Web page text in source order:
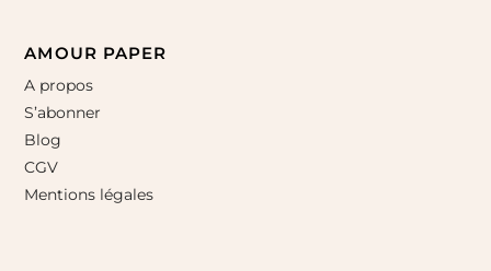
AMOUR PAPER
A propos
S’abonner
Blog
CGV
Mentions légales